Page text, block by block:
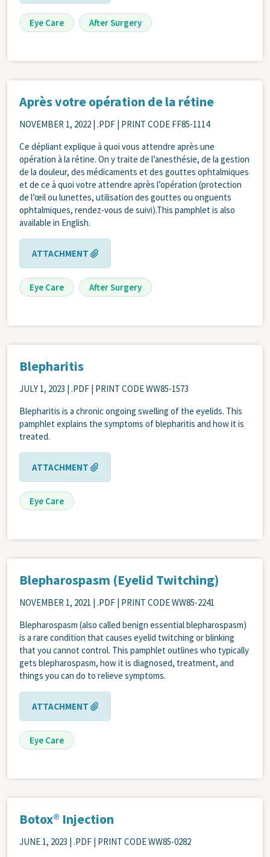
Eye Care After Surgery
Après votre opération de la rétine
NOVEMBER 1, 2022 | .PDF | PRINT CODE FF85-1114
Ce dépliant explique à quoi vous attendre après une
opération à la rétine. On y traite de l’anesthésie, de la gestion
de la douleur, des médicaments et des gouttes ophtalmiques
et de ce à quoi votre attendre après l’opération (protection
de l’œil ou lunettes, utilisation des gouttes ou onguents
ophtalmiques, rendez-vous de suivi).This pamphlet is also
available in English.
ATTACHMENT
Eye Care After Surgery
Blepharitis
JULY 1, 2023 | .PDF | PRINT CODE WW85-1573
Blepharitis is a chronic ongoing swelling of the eyelids. This
pamphlet explains the symptoms of blepharitis and how it is
treated.
ATTACHMENT
Eye Care
Blepharospasm (Eyelid Twitching)
NOVEMBER 1, 2021 | .PDF | PRINT CODE WW85-2241
Blepharospasm (also called benign essential blepharospasm)
is a rare condition that causes eyelid twitching or blinking
that you cannot control. This pamphlet outlines who typically
gets blepharospasm, how it is diagnosed, treatment, and
things you can do to relieve symptoms.
ATTACHMENT
Eye Care
Botox® Injection
JUNE 1, 2023 | .PDF | PRINT CODE WW85-0282